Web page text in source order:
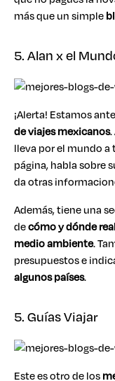
más que un simple
5. Alan x el
¡Alerta! Estamos
de viajes mexicanos
lleva por el mundo a
página, habla sobre
da otras
Además, tiene una
decómo y dónde
medio ambiente.
presupuestos e
algunos países.
5. Guías Viajar
Este es otro de los